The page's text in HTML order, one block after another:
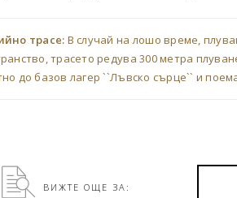
трасе: В случай на лошо време,
трасето редува 300 метра
до базов лагер ``Лъвско сърце`` и
ВИЖТЕ ОЩЕ ЗА: